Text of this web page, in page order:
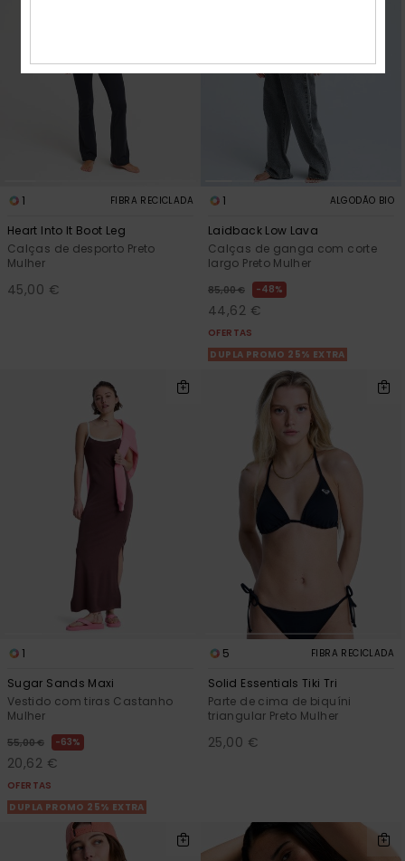
1 FIBRA RECICLADA
Heart Into It Boot Leg
Calças de desporto Preto
Mulher
45,00 €
1 ALGODÃO BIO
Laidback Low Lava
Calças de ganga com corte
largo Preto Mulher
85,00 € 48%
44,62 €
OFERTAS
DUPLA PROMO 25% EXTRA
1
Sugar Sands Maxi
Vestido com tiras Castanho
Mulher
55,00 € 63%
20,62 €
OFERTAS
DUPLA PROMO 25% EXTRA
5 FIBRA RECICLADA
Solid Essentials Tiki Tri
Parte de cima de biquíni
triangular Preto Mulher
25,00 €